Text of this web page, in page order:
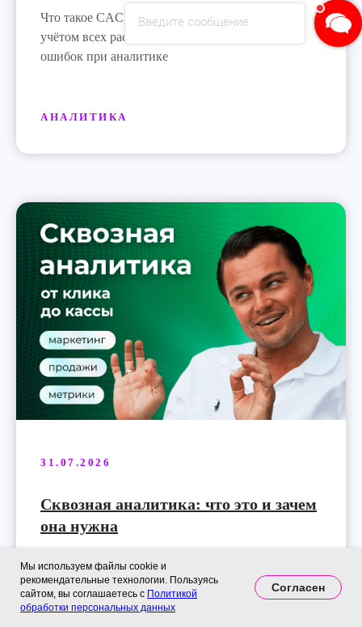
Что такое CAC, как правильно его рассчитать с
учётом всех расходов и как избежать типичных
ошибок при аналитике
АНАЛИТИКА
31.07.2026
Сквозная аналитика: что это и зачем
она нужна
Как сквозная аналитика связывает рекламные
расходы с реальной выручкой, помогая бизнесу
управлять маркетингом на основе данных вместо
Мы используем файлы cookie и
рекомендательные технологии. Пользуясь
сайтом, вы соглашаетесь с Политикой
обработки персональных данных
Согласен
Введите сообщение